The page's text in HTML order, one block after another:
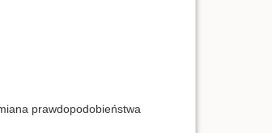
prawdopodobieństwa